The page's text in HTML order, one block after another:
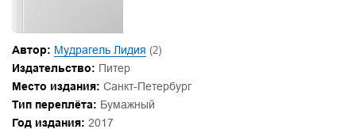
Автор: Мудрагель Лидия (2)
Издательство: Питер
Место издания: Санкт-Петербург
Тип переплёта: Бумажный
Год издания: 2017